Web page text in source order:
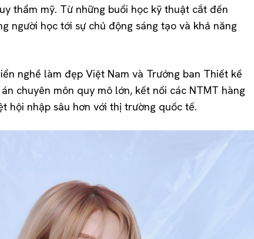
thẩm mỹ. Từ những buổi học kỹ thuật cắt đến
người học tới sự chủ động sáng tạo và khả năng
nghề làm đẹp Việt Nam và Trưởng ban Thiết kế
chuyên môn quy mô lớn, kết nối các NTMT hàng
hội nhập sâu hơn với thị trường quốc tế.